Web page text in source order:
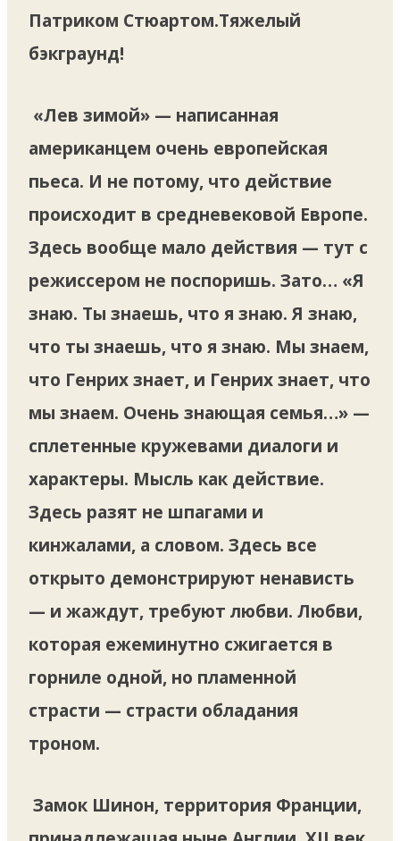
Патриком Стюартом.Тяжелый
бэкграунд!
«Лев зимой» — написанная
американцем очень европейская
пьеса. И не потому, что действие
происходит в средневековой Европе.
Здесь вообще мало действия — тут с
режиссером не поспоришь. Зато… «Я
знаю. Ты знаешь, что я знаю. Я знаю,
что ты знаешь, что я знаю. Мы знаем,
что Генрих знает, и Генрих знает, что
мы знаем. Очень знающая семья…» —
сплетенные кружевами диалоги и
характеры. Мысль как действие.
Здесь разят не шпагами и
кинжалами, а словом. Здесь все
открыто демонстрируют ненависть
— и жаждут, требуют любви. Любви,
которая ежеминутно сжигается в
горниле одной, но пламенной
страсти — страсти обладания
троном.
Замок Шинон, территория Франции,